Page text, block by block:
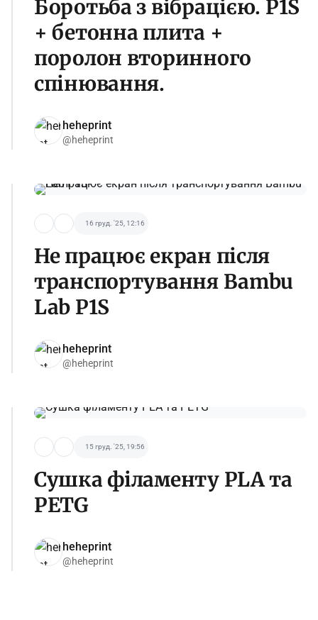
Боротьба з вібрацією. P1S
+ бетонна плита +
поролон вторинного
спінювання.
heheprint
@heheprint
16 груд. '25, 12:16
Не працює екран після
транспортування Bambu
Lab P1S
heheprint
@heheprint
15 груд. '25, 19:56
Сушка філаменту PLA та
PETG
heheprint
@heheprint